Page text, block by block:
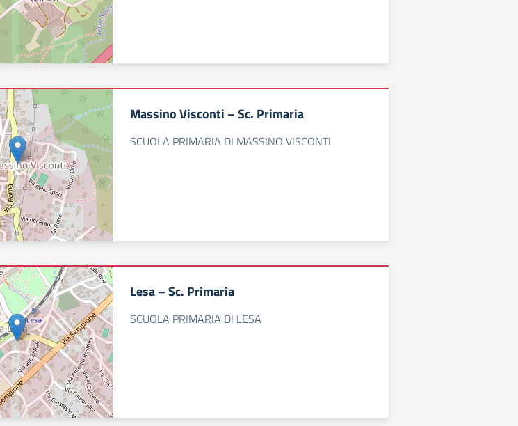
Massino Visconti – Sc. Primaria
SCUOLA PRIMARIA DI MASSINO VISCONTI
Lesa – Sc. Primaria
SCUOLA PRIMARIA DI LESA